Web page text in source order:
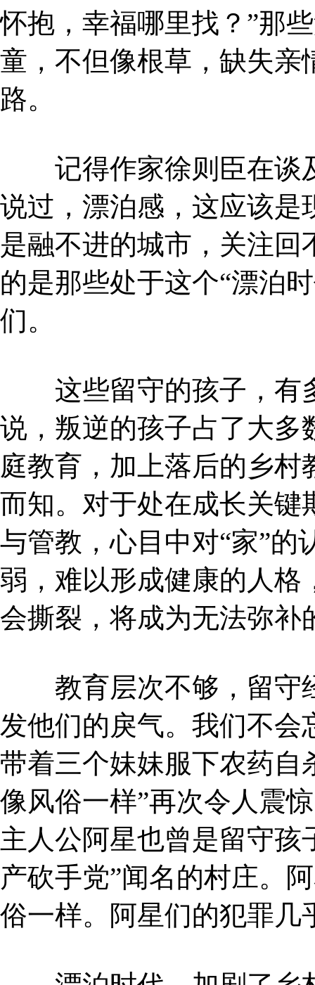
怀抱，幸福哪里找？”那
童，不但像根草，缺失亲
路。
记得作家徐则臣在谈
说过，漂泊感，这应该是
是融不进的城市，关注
的是那些处于这个“漂泊
们。
这些留守的孩子，有
说，叛逆的孩子占了大多
庭教育，加上落后的乡
而知。对于处在成长关键
与管教，心目中对“家”的
弱，难以形成健康的人格
会撕裂，将成为无法弥补
教育层次不够，留守
发他们的戾气。我们不会
带着三个妹妹服下农药自
像风俗一样”再次令人震
主人公阿星也曾是留守孩
产砍手党”闻名的村庄。
俗一样。阿星们的犯罪几